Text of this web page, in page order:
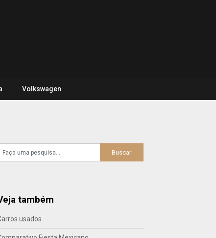
Volkswagen
também
usados